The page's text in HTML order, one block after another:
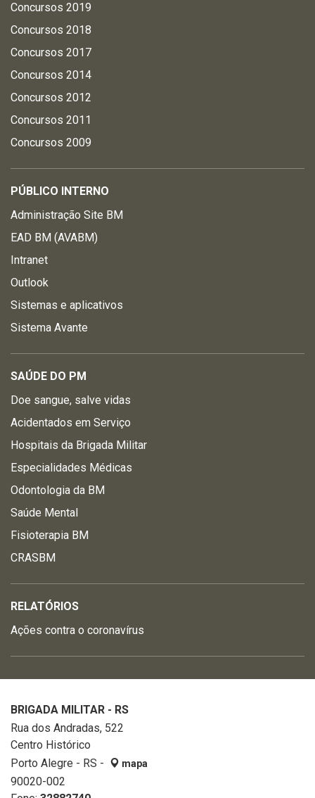
Concursos 2019
Concursos 2018
Concursos 2017
Concursos 2014
Concursos 2012
Concursos 2011
Concursos 2009
PÚBLICO INTERNO
Administração Site BM
EAD BM (AVABM)
Intranet
Outlook
Sistemas e aplicativos
Sistema Avante
SAÚDE DO PM
Doe sangue, salve vidas
Acidentados em Serviço
Hospitais da Brigada Militar
Especialidades Médicas
Odontologia da BM
Saúde Mental
Fisioterapia BM
CRASBM
RELATÓRIOS
Ações contra o coronavírus
BRIGADA MILITAR - RS
Rua dos Andradas, 522
Centro Histórico
Porto Alegre - RS -
mapa
90020-002